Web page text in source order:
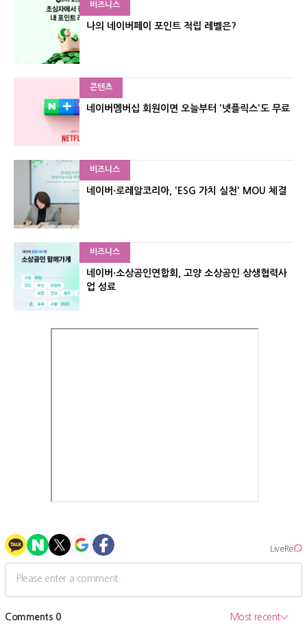
비즈니스
나의 네이버페이 포인트 적립 레벨은?
콘텐츠
네이버멤버십 회원이면 오늘부터 '넷플릭스'도 무료
비즈니스
네이버·로레알코리아, 'ESG 가치 실천' MOU 체결
비즈니스
네이버·소상공인연합회, 고양 소상공인 상생협력사
업 성료